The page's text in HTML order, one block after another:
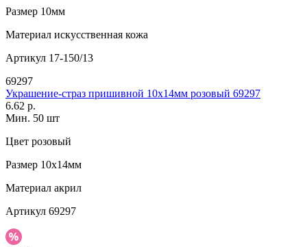
Размер 10мм
Материал искусственная кожа
Артикул 17-150/13
69297
Украшение-страз пришивной 10х14мм розовый 69297
6.62 р.
Мин. 50 шт
Цвет розовый
Размер 10х14мм
Материал акрил
Артикул 69297